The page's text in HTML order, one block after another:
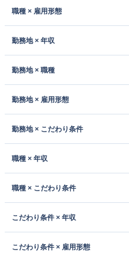
職種 × 雇用形態
勤務地 × 年収
勤務地 × 職種
勤務地 × 雇用形態
勤務地 × こだわり条件
職種 × 年収
職種 × こだわり条件
こだわり条件 × 年収
こだわり条件 × 雇用形態